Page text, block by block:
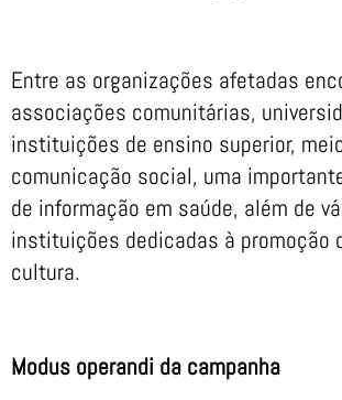
Entre as organizações afetadas
associações comunitárias,
instituições de ensino superior,
comunicação social, uma
de informação em saúde, além de
instituições dedicadas à promoção
cultura.
Modus operandi da campanha